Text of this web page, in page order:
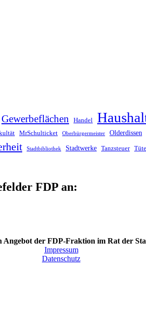
Gewerbeflächen Handel
MrSchulticket Oberbürgermeister Olderdissen
Stadtbibliothek Stadtwerke Tanzsteuer Tüte
FDP an:
Angebot der FDP-Fraktion im Rat der
Impressum
Datenschutz